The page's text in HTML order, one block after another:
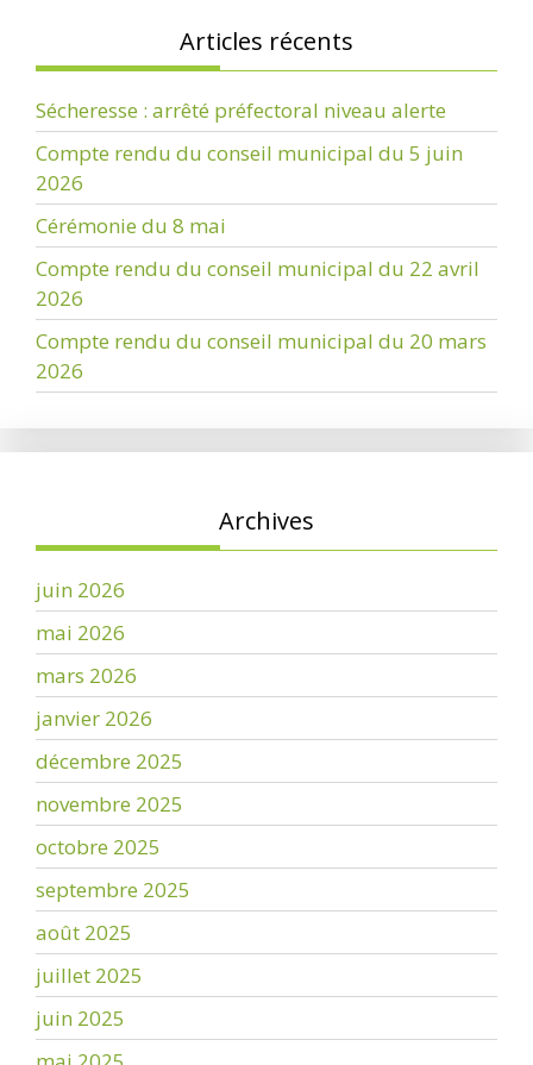
Articles récents
Sécheresse : arrêté préfectoral niveau alerte
Compte rendu du conseil municipal du 5 juin
2026
Cérémonie du 8 mai
Compte rendu du conseil municipal du 22 avril
2026
Compte rendu du conseil municipal du 20 mars
2026
Archives
juin 2026
mai 2026
mars 2026
janvier 2026
décembre 2025
novembre 2025
octobre 2025
septembre 2025
août 2025
juillet 2025
juin 2025